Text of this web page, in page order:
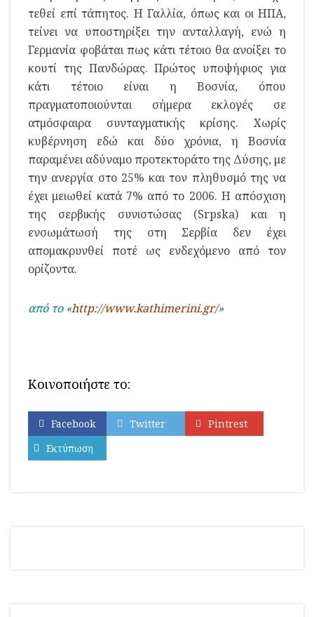
τεθεί επί τάπητος. Η Γαλλία, όπως και οι ΗΠΑ,
τείνει να υποστηρίξει την ανταλλαγή, ενώ η
Γερμανία φοβάται πως κάτι τέτοιο θα ανοίξει το
κουτί της Πανδώρας. Πρώτος υποψήφιος για
κάτι τέτοιο είναι η Βοσνία, όπου
πραγματοποιούνται σήμερα εκλογές σε
ατμόσφαιρα συνταγματικής κρίσης. Χωρίς
κυβέρνηση εδώ και δύο χρόνια, η Βοσνία
παραμένει αδύναμο προτεκτοράτο της Δύσης, με
την ανεργία στο 25% και τον πληθυσμό της να
έχει μειωθεί κατά 7% από το 2006. Η απόσχιση
της σερβικής συνιστώσας (Srpska) και η
ενσωμάτωσή της στη Σερβία δεν έχει
απομακρυνθεί ποτέ ως ενδεχόμενο από τον
ορίζοντα.
από το «http://www.kathimerini.gr/»
Κοινοποιήστε το:
Facebook Twitter
Pintrest
Εκτύπωση